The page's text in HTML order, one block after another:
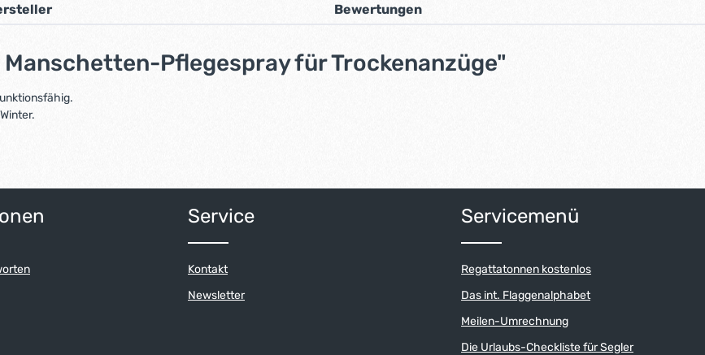
Bewertungen
Pflegespray für Trockenanzüge"
Service
Kontakt
Newsletter
Servicemenü
Regattatonnen kostenlos
Das int. Flaggenalphabet
Meilen-Umrechnung
Die Urlaubs-Checkliste für Segler